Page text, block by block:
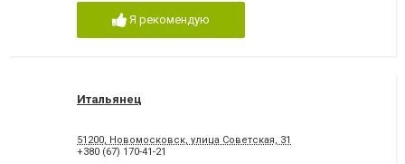
Я рекомендую
Итальянец
51200, Новомосковск, улица Советская, 31
+380 (67) 170-41-21